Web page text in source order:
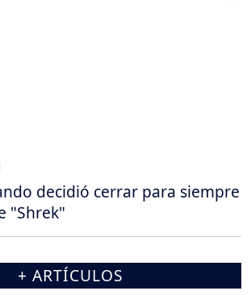
decidió cerrar para siempre
"Shrek"
+ ARTÍCULOS